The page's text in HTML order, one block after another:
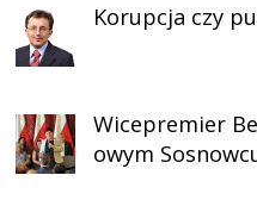
Korupcja czy
Wicepremier
owym